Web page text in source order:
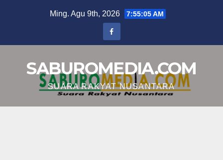
Ming. Agu 9th, 2026 7:55:07 AM
SABUROMEDIA.COM
SUARA RAKYAT NUSANTARA